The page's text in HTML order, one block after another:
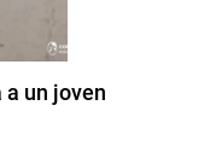
un joven